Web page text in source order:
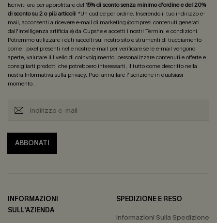
Iscriviti ora per approfittare del 15% di sconto senza minimo d'ordine e del 20%
di sconto su 2 o più articoli! *Un codice per ordine. Inserendo il tuo indirizzo e-
mail, acconsenti a ricevere e-mail di marketing (compresi contenuti generati
dall'intelligenza artificiale) da Cupshe e accetti i nostri Termini e condizioni.
Potremmo utilizzare i dati raccolti sul nostro sito e strumenti di tracciamento
come i pixel presenti nelle nostre e-mail per verificare se le e-mail vengono
aperte, valutare il livello di coinvolgimento, personalizzare contenuti e offerte e
consigliarti prodotti che potrebbero interessarti, il tutto come descritto nella
nostra Informativa sulla privacy. Puoi annullare l'iscrizione in qualsiasi
momento.
ABBONATI
INFORMAZIONI
SULL'AZIENDA
SPEDIZIONE E RESO
Informazioni Sulla Spedizione